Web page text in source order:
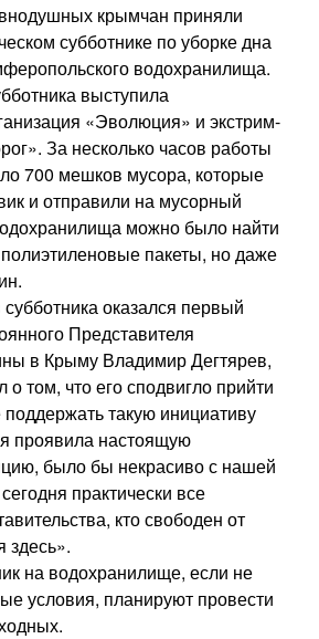
крымчан приняли
субботнике по уборке дна
водохранилища.
выступила
«Эволюция» и экстрим-
За несколько часов работы
700 мешков мусора, которые
и отправили на мусорный
можно было найти
пакеты, но даже
оказался первый
Представителя
в Крыму Владимир Дегтярев,
о том, что его сподвигло прийти
такую инициативу
проявила настоящую
было бы некрасиво с нашей
практически все
кто свободен от
здесь».
на водохранилище, если не
условия, планируют провести